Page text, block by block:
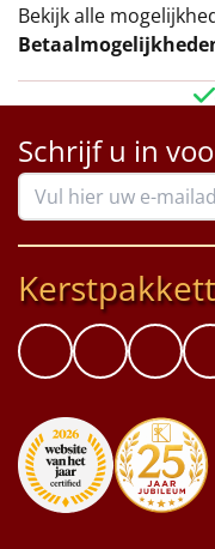
Bekijk alle
Schrijf u in